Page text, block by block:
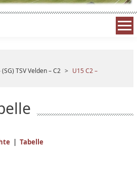
(SG) TSV Velden – C2 > U15 C2 –
| Tabelle